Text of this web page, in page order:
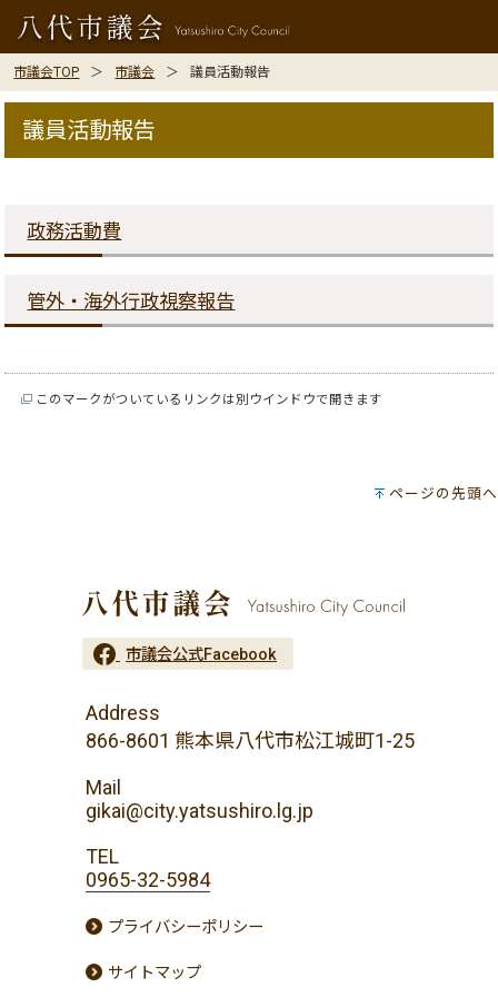
市議会TOP 市議会 議員活動報告
議員活動報告
政務活動費
管外・海外行政視察報告
このマークがついているリンクは別ウインドウで開きます
ページの先頭へ
市議会公式Facebook
Address
866-8601 熊本県八代市松江城町1-25
Mail
gikai@city.yatsushiro.lg.jp
TEL
0965-32-5984
プライバシーポリシー
サイトマップ